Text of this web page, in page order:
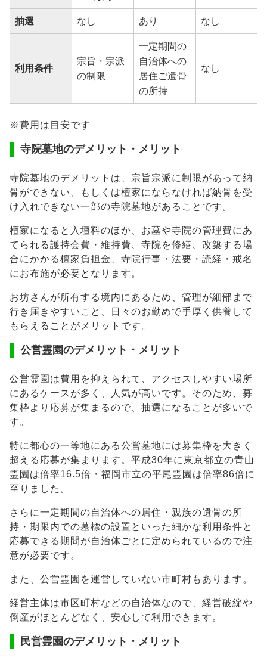
抽選 なし あり なし
利用条件
宗旨・宗派
の制限
一定期間の
自治体への
居住ご遺骨
の所持
なし
※費用は目安です
寺院墓地のデメリット・メリット
寺院墓地のデメリットは、宗旨宗派に制限があって納
骨ができない、もしくは檀家にならなければ納骨を受
け入れできない一部の寺院墓地があることです。
檀家になると入壇料のほか、お墓や寺院の管理費にあ
てられる護持会費・維持費、寺院を修繕、改築する場
合にかかる檀家負担金、寺院行事・法要・読経・戒名
にお布施が必要となります。
お坊さんが所有する境内にあるため、管理が細部まで
行き届きやすいこと、日々のお勤めで手厚く供養して
もらえることがメリットです。
公営霊園のデメリット・メリット
公営霊園は費用を抑えられて、アクセスしやすい場所
にあるケースが多く、人気が高いです。そのため、募
集枠より応募が集まるので、抽選になることが多いで
す。
特に都心の一等地にある公営墓地には募集枠を大きく
超える応募が集まります。平成30年に東京都立の青山
霊園は倍率16.5倍・福岡市立の平尾霊園は倍率86倍に
至りました。
さらに一定期間の自治体への居住・親族の遺骨の所
持・期限内での墓標の設置といった細かな利用条件と
応募できる期間が自治体ごとに定められているので注
意が必要です。
また、公営霊園を運営していない市町村もあります。
経営主体は市区町村などの自治体なので、経営破綻や
倒産がほとんどなく、安心して利用できます。
民営霊園のデメリット・メリット